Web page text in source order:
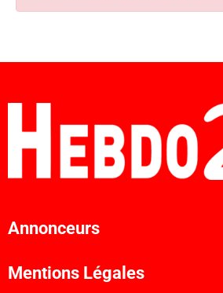
Annonceurs
Mentions Légales